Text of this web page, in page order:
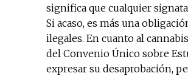
significa que cualquier
Si acaso, es más una
ilegales. En cuanto al
del Convenio Único sobre
expresar su desaprobación,